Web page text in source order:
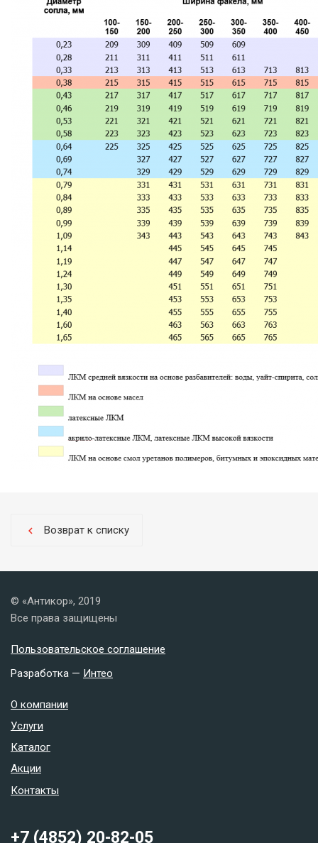
chevron_left Возврат к списку
© «Антикор», 2019
Все права защищены
Пользовательское соглашение
Разработка — Интео
О компании
Услуги
Каталог
Акции
Контакты
+7 (4852) 20-82-05